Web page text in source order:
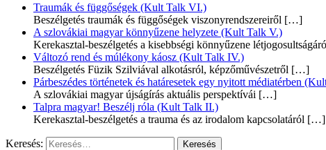
Traumák és függőségek (Kult Talk VI.)
Beszélgetés traumák és függőségek viszonyrendszereiről […]
A szlovákiai magyar könnyűzene helyzete (Kult Talk V.)
Kerekasztal-beszélgetés a kisebbségi könnyűzene
Változó rend és múlékony káosz (Kult Talk IV.)
Beszélgetés Füzik Szilviával alkotásról, képzőművészetről […]
Párbeszédes történetek és határesetek egy nyitott médiatérben
A szlovákiai magyar újságírás aktuális perspektívái […]
Talpra magyar! Beszélj róla (Kult Talk II.)
Kerekasztal-beszélgetés a trauma és az irodalom kapcsolatáról […]
Keresés: